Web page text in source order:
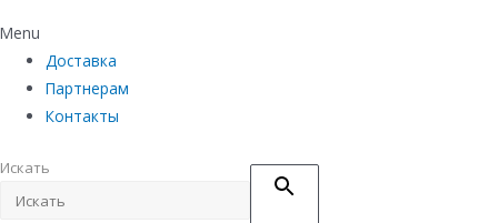
Menu
Доставка
Партнерам
Контакты
Искать